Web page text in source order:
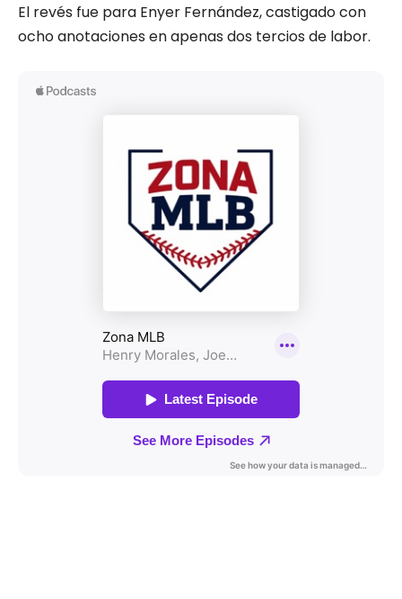
El revés fue para Enyer Fernández, castigado con
ocho anotaciones en apenas dos tercios de labor.